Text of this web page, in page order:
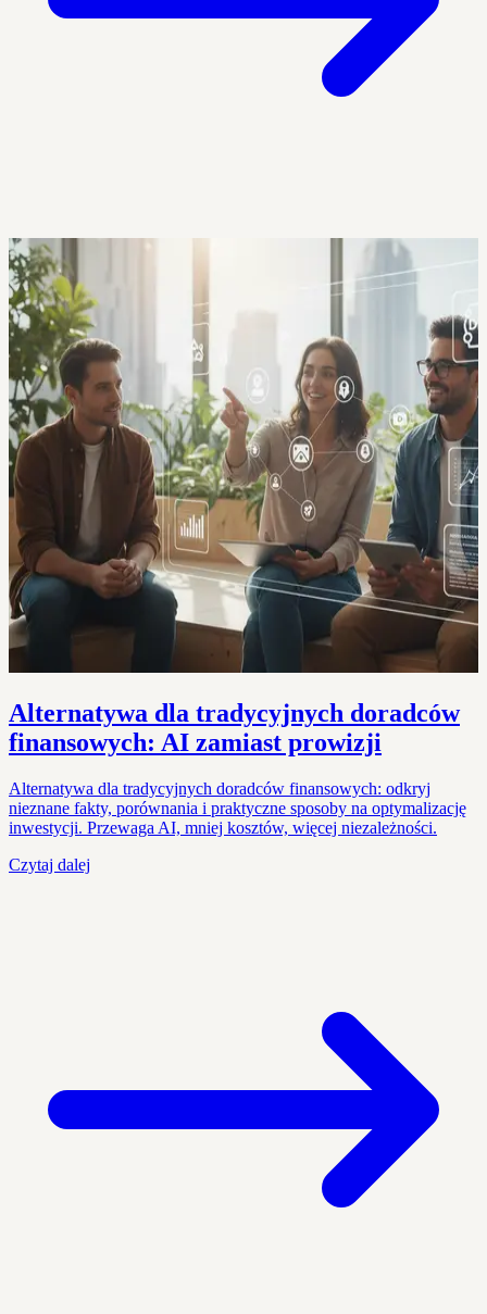
Alternatywa dla tradycyjnych doradców
finansowych: AI zamiast prowizji
Alternatywa dla tradycyjnych doradców finansowych: odkryj
nieznane fakty, porównania i praktyczne sposoby na optymalizację
inwestycji. Przewaga AI, mniej kosztów, więcej niezależności.
Czytaj dalej